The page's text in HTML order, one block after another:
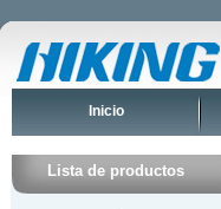
Inicio
Lista de productos